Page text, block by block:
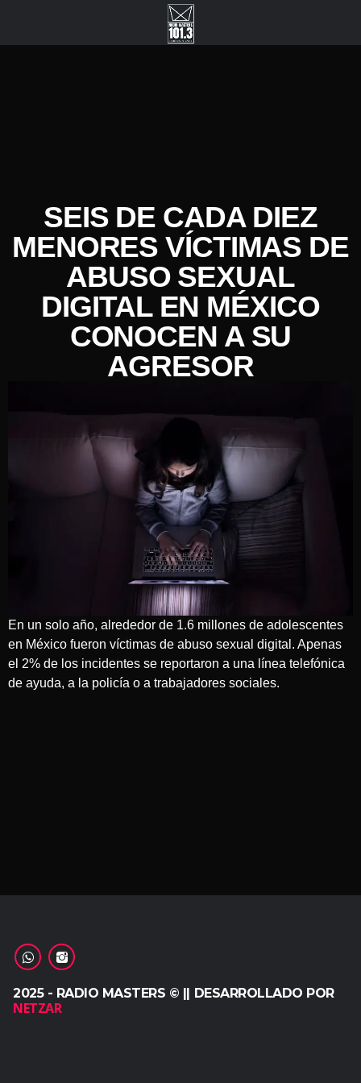
SEIS DE CADA DIEZ
MENORES VÍCTIMAS DE
ABUSO SEXUAL
DIGITAL EN MÉXICO
CONOCEN A SU
AGRESOR
En un solo año, alrededor de 1.6 millones de adolescentes
en México fueron víctimas de abuso sexual digital. Apenas
el 2% de los incidentes se reportaron a una línea telefónica
de ayuda, a la policía o a trabajadores sociales.
2025 - RADIO MASTERS © || DESARROLLADO POR
NETZAR